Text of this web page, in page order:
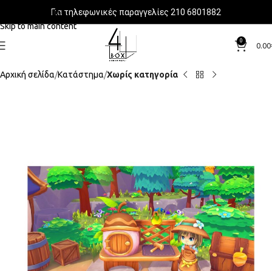
Skip to navigation
Skip to main content
Για τηλεφωνικές παραγγελίες 210 6801882
0
0.00
Αρχική σελίδα Κατάστημα Χωρίς κατηγορία